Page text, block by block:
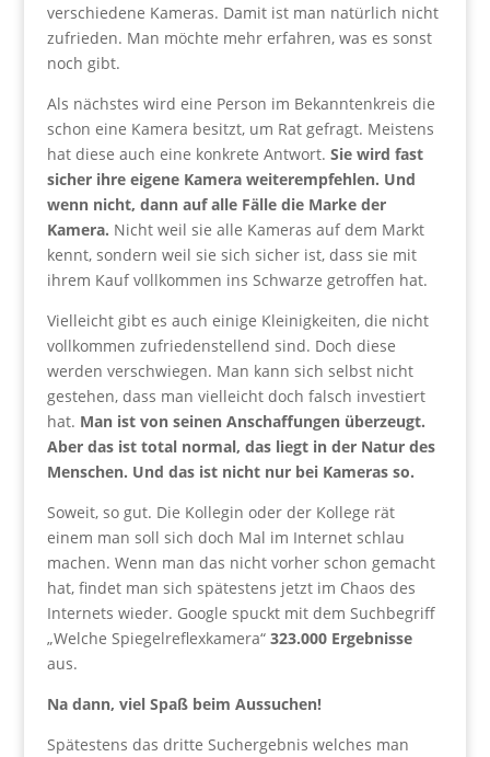
verschiedene Kameras. Damit ist man natürlich nicht
zufrieden. Man möchte mehr erfahren, was es sonst
noch gibt.
Als nächstes wird eine Person im Bekanntenkreis die
schon eine Kamera besitzt, um Rat gefragt. Meistens
hat diese auch eine konkrete Antwort. Sie wird fast
sicher ihre eigene Kamera weiterempfehlen. Und
wenn nicht, dann auf alle Fälle die Marke der
Kamera. Nicht weil sie alle Kameras auf dem Markt
kennt, sondern weil sie sich sicher ist, dass sie mit
ihrem Kauf vollkommen ins Schwarze getroffen hat.
Vielleicht gibt es auch einige Kleinigkeiten, die nicht
vollkommen zufriedenstellend sind. Doch diese
werden verschwiegen. Man kann sich selbst nicht
gestehen, dass man vielleicht doch falsch investiert
hat. Man ist von seinen Anschaffungen überzeugt.
Aber das ist total normal, das liegt in der Natur des
Menschen. Und das ist nicht nur bei Kameras so.
Soweit, so gut. Die Kollegin oder der Kollege rät
einem man soll sich doch Mal im Internet schlau
machen. Wenn man das nicht vorher schon gemacht
hat, findet man sich spätestens jetzt im Chaos des
Internets wieder. Google spuckt mit dem Suchbegriff
„Welche Spiegelreflexkamera“ 323.000 Ergebnisse
aus.
Na dann, viel Spaß beim Aussuchen!
Spätestens das dritte Suchergebnis welches man